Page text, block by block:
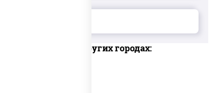
Доставка в других городах: